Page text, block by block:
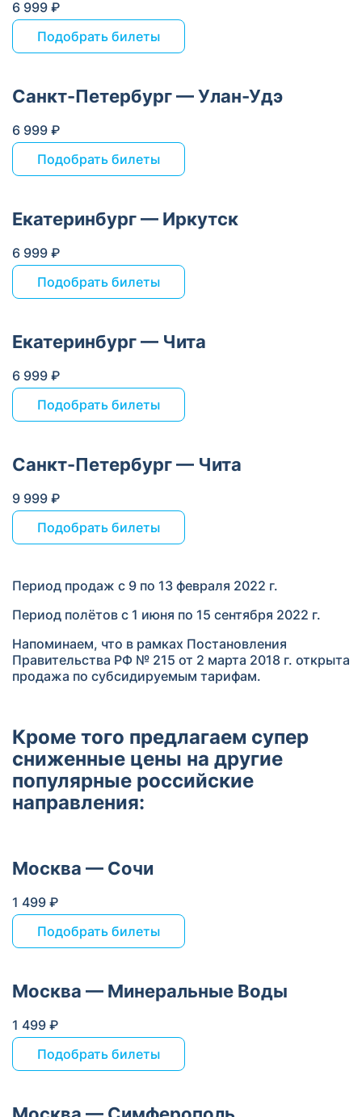
6 999 ₽
Подобрать билеты
Санкт-Петербург — Улан-Удэ
6 999 ₽
Подобрать билеты
Екатеринбург — Иркутск
6 999 ₽
Подобрать билеты
Екатеринбург — Чита
6 999 ₽
Подобрать билеты
Санкт-Петербург — Чита
9 999 ₽
Подобрать билеты
Период продаж с 9 по 13 февраля 2022 г.
Период полётов с 1 июня по 15 сентября 2022 г.
Напоминаем, что в рамках Постановления
Правительства РФ № 215 от 2 марта 2018 г. открыта
продажа по субсидируемым тарифам.
Кроме того предлагаем супер
сниженные цены на другие
популярные российские
направления:
Москва — Сочи
1 499 ₽
Подобрать билеты
Москва — Минеральные Воды
1 499 ₽
Подобрать билеты